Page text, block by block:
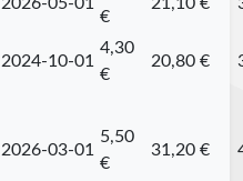
2026-05-01
€
21,10 €
2024-10-01
4,30
€
20,80 €
2026-03-01
5,50
€
31,20 €